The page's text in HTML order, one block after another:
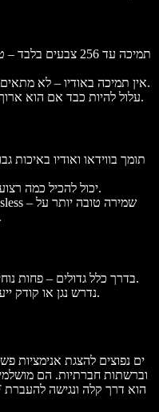
תמיכה עד 256
אין תמיכה באודיו – לא מתאים לסרטונים עם מוזיקה או דיאלוגים.
קובץ GIF עלול להיות כבד אם הוא ארוך או בקצב פריימים גבוה.
יכול להכיל כמה רצועות מדיה נפרדות ואינטראקטיביות.
האיכות גם אחרי דחיסה או המרה.
קבצי MOV בדרך כלל גדולים – פחות נוחים לשיתוף או לאחסון.
נדרש נגן או קודק ייעודי – תואם רק למערכות מסוימות.
וברשתות חברתיות. הם